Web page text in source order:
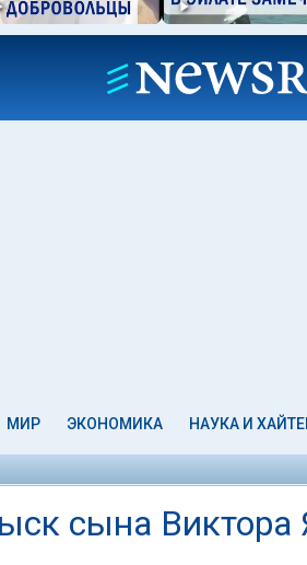
МИР ЭКОНОМИКА НАУКА И
сына Виктора